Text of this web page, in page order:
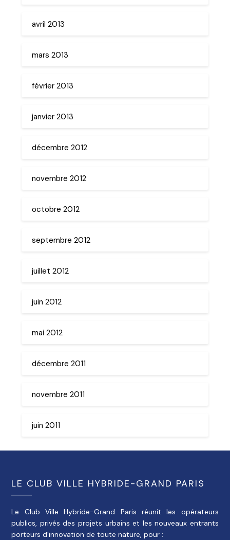
avril 2013
mars 2013
février 2013
janvier 2013
décembre 2012
novembre 2012
octobre 2012
septembre 2012
juillet 2012
juin 2012
mai 2012
décembre 2011
novembre 2011
juin 2011
LE CLUB VILLE HYBRIDE-GRAND PARIS
Le Club Ville Hybride-Grand Paris réunit les opérateurs
publics, privés des projets urbains et les nouveaux entrants
porteurs d’innovation de toute nature, pour :